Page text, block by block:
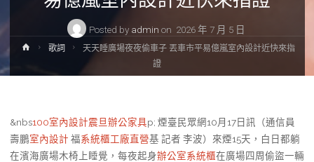
Posted by admin on 2026 年 7 月 5 日
Home歌詞
天天睡廣場夜夜偷車子 丟車市平易億嵐室內設計近快來指
證
&nbs100室內設計震旦辦公家具p; 煙臺民眾網10月17日訊（通信員
壽鵬室內設計 福系統櫃工廠直營基 記者 李波）來煙15天，白日都躺
在濱海廣場木椅上睡覺，每夜起身辦公室系統櫃在廣場四周偷盜一輛